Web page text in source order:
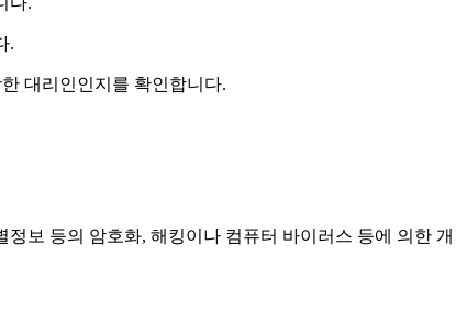
.
대리인인지를 확인합니다.
보 등의 암호화, 해킹이나 컴퓨터 바이러스 등에 의한 개